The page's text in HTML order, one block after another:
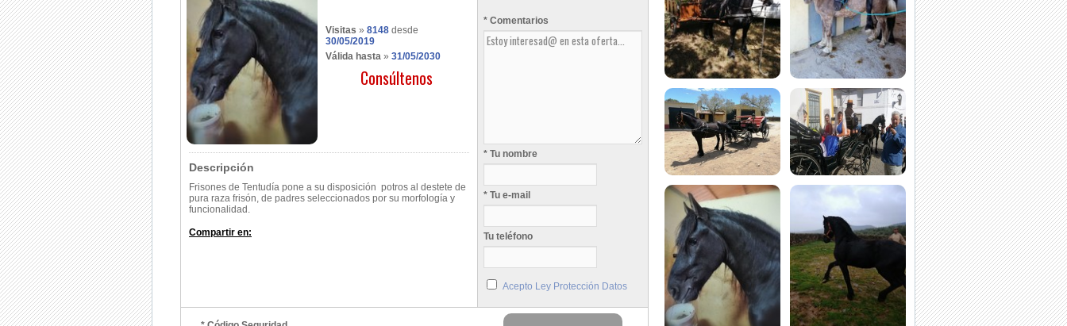
Visitas » 8148 desde
30/05/2019
Válida hasta » 31/05/2030
Consúltenos
Descripción
Frisones de Tentudía pone a su disposición potros al destete de
pura raza frisón, de padres seleccionados por su morfología y
funcionalidad.
Compartir en:
* Comentarios
* Tu nombre
* Tu e-mail
Tu teléfono
Acepto Ley Protección Datos